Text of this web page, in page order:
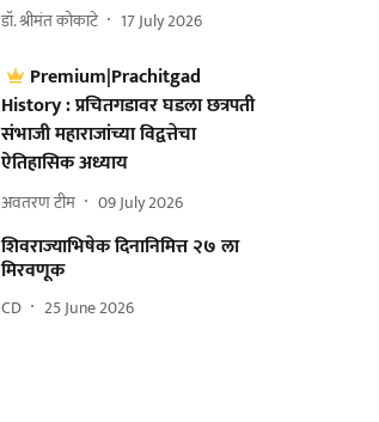
डॉ. श्रीमंत कोकाटे 17 July 2026
Premium|Prachitgad
History : प्रचितगडावर घडला छत्रपती
संभाजी महाराजांच्या विद्वत्तेचा
ऐतिहासिक अध्याय
अवतरण टीम 09 July 2026
शिवराज्याभिषेक दिनानिमित्त २७ ला
मिरवणूक
CD 25 June 2026